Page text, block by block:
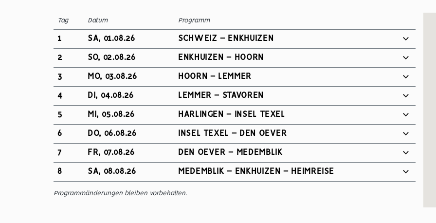
Tag Datum Programm
1 SA, 01.08.26 SCHWEIZ – ENKHUIZEN
2 SO, 02.08.26 ENKHUIZEN – HOORN
3 MO, 03.08.26 HOORN – LEMMER
4 DI, 04.08.26 LEMMER – STAVOREN
5 MI, 05.08.26 HARLINGEN – INSEL TEXEL
6 DO, 06.08.26 INSEL TEXEL – DEN OEVER
7 FR, 07.08.26 DEN OEVER – MEDEMBLIK
8 SA, 08.08.26 MEDEMBLIK – ENKHUIZEN – HEIMREISE
Programmänderungen bleiben vorbehalten.